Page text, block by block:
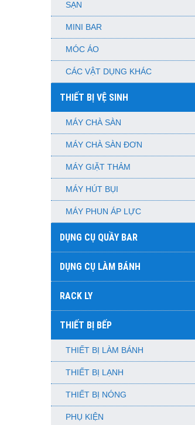
SẠN
MINI BAR
MÓC ÁO
CÁC VẬT DỤNG KHÁC
THIẾT BỊ VỆ SINH
MÁY CHÀ SÀN
MÁY CHÀ SÀN ĐƠN
MÁY GIẶT THẢM
MÁY HÚT BỤI
MÁY PHUN ÁP LỰC
DỤNG CỤ QUẦY BAR
DỤNG CỤ LÀM BÁNH
RACK LY
THIẾT BỊ BẾP
THIẾT BỊ LÀM BÁNH
THIẾT BỊ LẠNH
THIẾT BỊ NÓNG
PHỤ KIỆN